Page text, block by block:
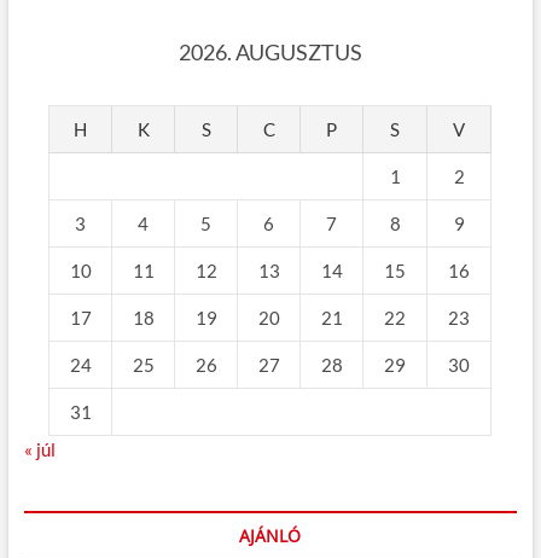
2026. AUGUSZTUS
H K S C P S V
1 2
3 4 5 6 7 8 9
10 11 12 13 14 15 16
17 18 19 20 21 22 23
24 25 26 27 28 29 30
31
« júl
AJÁNLÓ